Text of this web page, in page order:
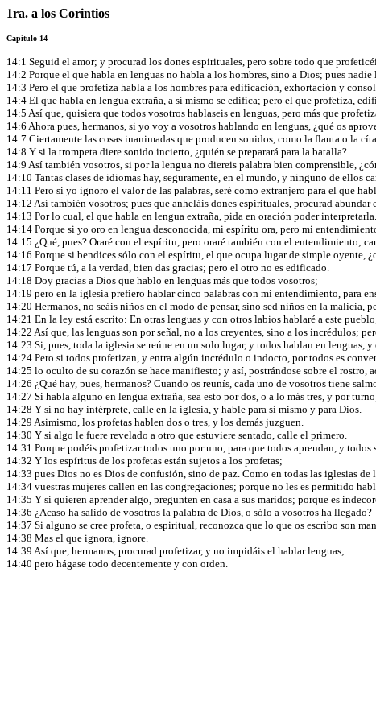
1ra. a los Corintios
Capítulo 14
14:1 Seguid el amor; y procurad los dones espirituales, pero sobre todo que
14:2 Porque el que habla en lenguas no habla a los hombres, sino a Dios; pues
14:3 Pero el que profetiza habla a los hombres para edificación, exhortación y
14:4 El que habla en lengua extraña, a sí mismo se edifica; pero el que profetiza,
14:5 Así que, quisiera que todos vosotros hablaseis en lenguas, pero más que
14:6 Ahora pues, hermanos, si yo voy a vosotros hablando en lenguas, ¿qué os
14:7 Ciertamente las cosas inanimadas que producen sonidos, como la flauta o la
14:8 Y si la trompeta diere sonido incierto, ¿quién se preparará para la batalla?
14:9 Así también vosotros, si por la lengua no diereis palabra bien comprensible,
14:10 Tantas clases de idiomas hay, seguramente, en el mundo, y ninguno de ellos
14:11 Pero si yo ignoro el valor de las palabras, seré como extranjero para el que
14:12 Así también vosotros; pues que anheláis dones espirituales, procurad
14:13 Por lo cual, el que habla en lengua extraña, pida en oración poder interpretarla.
14:14 Porque si yo oro en lengua desconocida, mi espíritu ora, pero mi
14:15 ¿Qué, pues? Oraré con el espíritu, pero oraré también con el entendimiento;
14:16 Porque si bendices sólo con el espíritu, el que ocupa lugar de simple oyente,
14:17 Porque tú, a la verdad, bien das gracias; pero el otro no es edificado.
14:18 Doy gracias a Dios que hablo en lenguas más que todos vosotros;
14:19 pero en la iglesia prefiero hablar cinco palabras con mi entendimiento, para
14:20 Hermanos, no seáis niños en el modo de pensar, sino sed niños en la malicia,
14:21 En la ley está escrito: En otras lenguas y con otros labios hablaré a este
14:22 Así que, las lenguas son por señal, no a los creyentes, sino a los incrédulos;
14:23 Si, pues, toda la iglesia se reúne en un solo lugar, y todos hablan en lenguas,
14:24 Pero si todos profetizan, y entra algún incrédulo o indocto, por todos es
14:25 lo oculto de su corazón se hace manifiesto; y así, postrándose sobre el rostro,
14:26 ¿Qué hay, pues, hermanos? Cuando os reunís, cada uno de vosotros tiene
14:27 Si habla alguno en lengua extraña, sea esto por dos, o a lo más tres, y por
14:28 Y si no hay intérprete, calle en la iglesia, y hable para sí mismo y para Dios.
14:29 Asimismo, los profetas hablen dos o tres, y los demás juzguen.
14:30 Y si algo le fuere revelado a otro que estuviere sentado, calle el primero.
14:31 Porque podéis profetizar todos uno por uno, para que todos aprendan, y todos
14:32 Y los espíritus de los profetas están sujetos a los profetas;
14:33 pues Dios no es Dios de confusión, sino de paz. Como en todas las iglesias de
14:34 vuestras mujeres callen en las congregaciones; porque no les es permitido
14:35 Y si quieren aprender algo, pregunten en casa a sus maridos; porque es
14:36 ¿Acaso ha salido de vosotros la palabra de Dios, o sólo a vosotros ha llegado?
14:37 Si alguno se cree profeta, o espiritual, reconozca que lo que os escribo son
14:38 Mas el que ignora, ignore.
14:39 Así que, hermanos, procurad profetizar, y no impidáis el hablar lenguas;
14:40 pero hágase todo decentemente y con orden.